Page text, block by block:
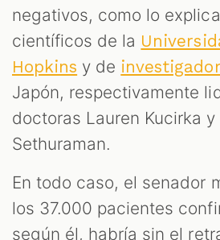
negativos, como lo
científicos de la
Hopkins y de
Japón, respectivamente
doctoras Lauren Kucirka
Sethuraman.
En todo caso, el senador
los 37.000 pacientes
según él, habría sin el